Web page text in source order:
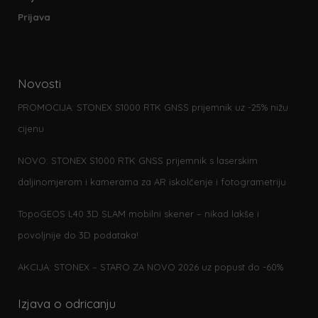
Prijava
Novosti
PROMOCIJA: STONEX S1000 RTK GNSS prijemnik uz -25% nižu
cijenu
NOVO: STONEX S1000 RTK GNSS prijemnik s laserskim
daljinomjerom i kamerama za AR iskolčenje i fotogrametriju
TopoGEOS L40 3D SLAM mobilni skener – nikad lakše i
povoljnije do 3D podataka!
AKCIJA: STONEX – STARO ZA NOVO 2026 uz popust do -60%
Izjava o odricanju